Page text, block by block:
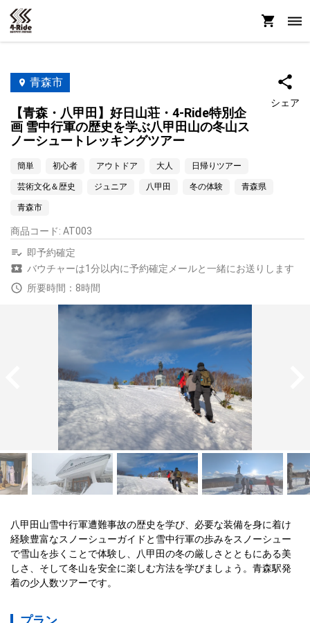
青森市
【青森・八甲田】好日山荘・4-Ride特別企
画 雪中行軍の歴史を学ぶ八甲田山の冬山ス
ノーシュートレッキングツアー
シェア
簡単 初心者 アウトドア 大人 日帰りツアー
芸術文化＆歴史 ジュニア 八甲田 冬の体験 青森県
青森市
商品コード: AT003
即予約確定
バウチャーは1分以内に予約確定メールと一緒にお送りします
所要時間：8時間
八甲田山雪中行軍遭難事故の歴史を学び、必要な装備を身に着け
経験豊富なスノーシューガイドと雪中行軍の歩みをスノーシュー
で雪山を歩くことで体験し、八甲田の冬の厳しさとともにある美
しさ、そして冬山を安全に楽しむ方法を学びましょう。青森駅発
着の少人数ツアーです。